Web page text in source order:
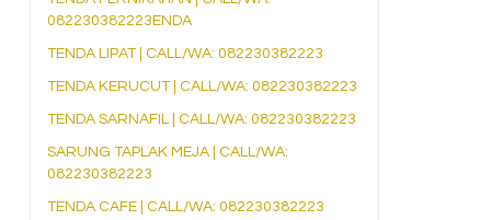
082230382223ENDA
TENDA LIPAT | CALL/WA: 082230382223
TENDA KERUCUT | CALL/WA: 082230382223
TENDA SARNAFIL | CALL/WA: 082230382223
SARUNG TAPLAK MEJA | CALL/WA:
082230382223
TENDA CAFE | CALL/WA: 082230382223